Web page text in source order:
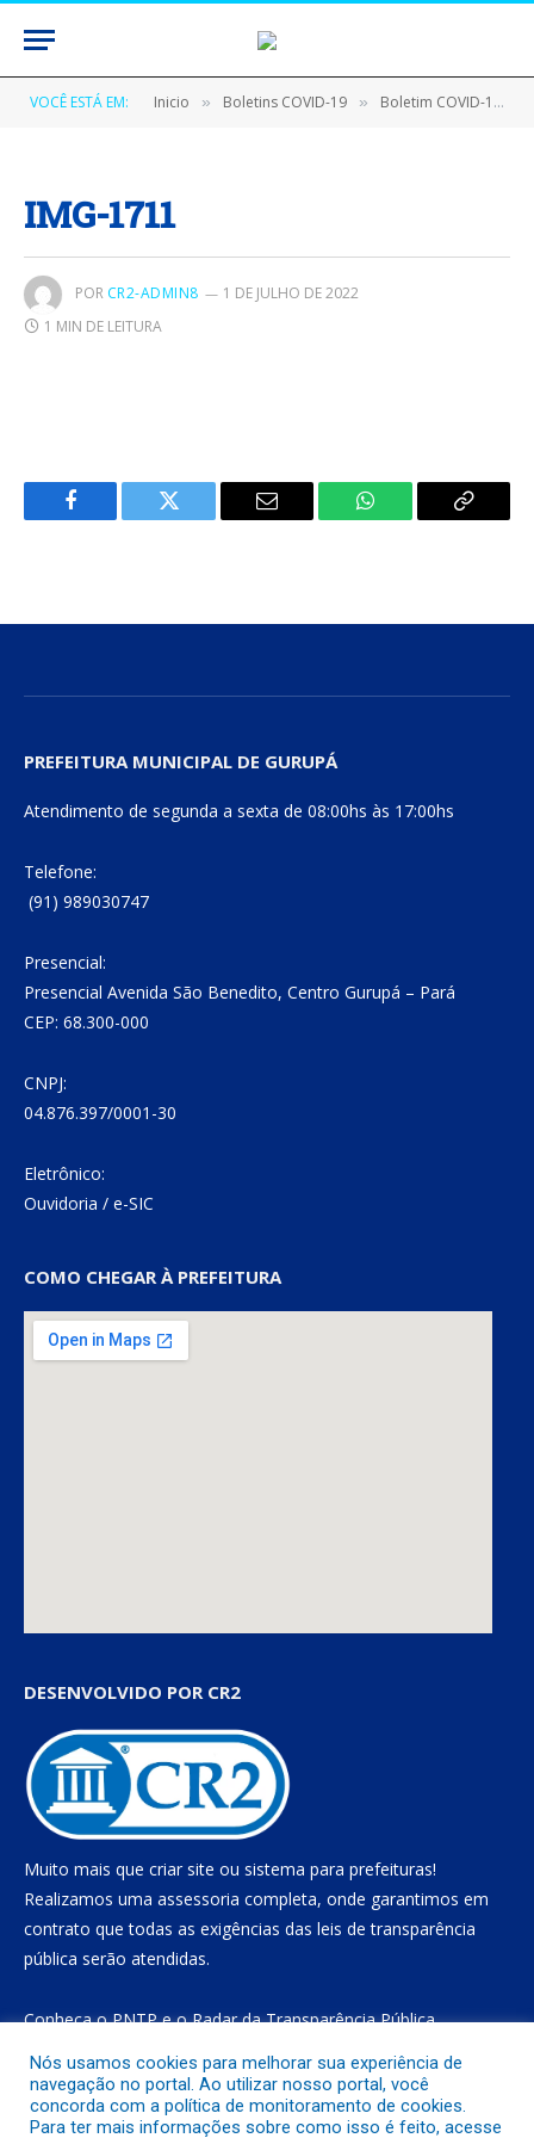
VOCÊ ESTÁ EM: Inicio » Boletins COVID-19 » Boletim COVID-19 (05/04/2021)
IMG-1711
POR CR2-ADMIN8
1 DE JULHO DE 2022
1 MIN DE LEITURA
Facebook Twitter
E-
WhatsApp Copiar
PREFEITURA MUNICIPAL DE GURUPÁ
Atendimento de segunda a sexta de 08:00hs às 17:00hs
Telefone:
(91) 989030747
Presencial:
Presencial Avenida São Benedito, Centro Gurupá – Pará
CEP: 68.300-000
CNPJ:
04.876.397/0001-30
Eletrônico:
Ouvidoria / e-SIC
COMO CHEGAR À PREFEITURA
DESENVOLVIDO POR CR2
Muito mais que criar site ou sistema para prefeituras!
Realizamos uma assessoria completa, onde garantimos em
contrato que todas as exigências das leis de transparência
pública serão atendidas.
Conheça oPNTPe oRadar da Transparência Pública
Todos os direitos reservados a Prefeitura Municipal de Gurupá
Nós usamos cookies para melhorar sua experiência de
navegação no portal. Ao utilizar nosso portal, você
concorda com a política de monitoramento de cookies.
Para ter mais informações sobre como isso é feito, acesse